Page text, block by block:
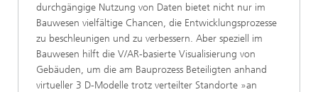
durchgängige Nutzung von Daten bietet nicht nur im
Bauwesen vielfältige Chancen, die Entwicklungsprozesse
zu beschleunigen und zu verbessern. Aber speziell im
Bauwesen hilft die V/AR-basierte Visualisierung von
Gebäuden, um die am Bauprozess Beteiligten anhand
virtueller 3 D-Modelle trotz verteilter Standorte »an